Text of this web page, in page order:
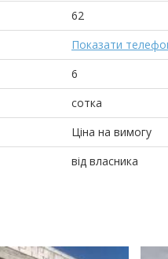
62
Показати
6
сотка
Ціна на вимогу
від власника